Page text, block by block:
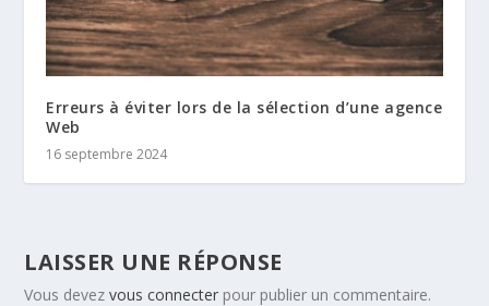
Erreurs à éviter lors de la sélection d’une agence
Web
16 septembre 2024
LAISSER UNE RÉPONSE
Vous devezvous connecter pour publier un commentaire.